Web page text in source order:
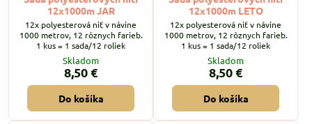
12x1000m JAR
12x polyesterová niť v návine
1000 metrov, 12 rôznych farieb.
1 kus = 1 sada/12 roliek
Skladom
8,50 €
Do košíka
12x1000m LETO
12x polyesterová niť v návine
1000 metrov, 12 rôznych farieb.
1 kus = 1 sada/12 roliek
Skladom
8,50 €
Do košíka